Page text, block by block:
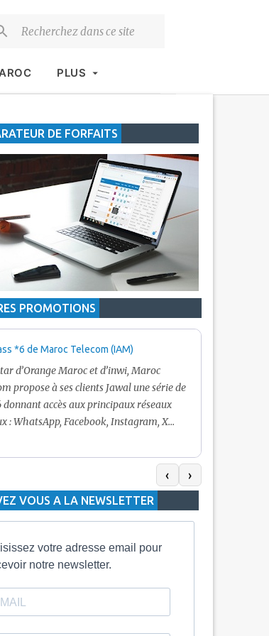
PLUS
DE FORFAITS
PROMOTIONS
*6 de Maroc Telecom (IAM)
d’Orange Maroc et d’inwi, Maroc
propose à ses clients Jawal une série de
donnant accès aux principaux réseaux
: WhatsApp, Facebook, Instagram, X
100 Mo, le Pass 10 Dh offre 400 Mo,
les formules à 20 Dh et 30 Dh
respectivement 1 Go et 2 Go. Les
de validité sont de 3 jours pour
‹ ›
VOUS A LA NEWSLETTER
votre adresse email pour
notre newsletter.